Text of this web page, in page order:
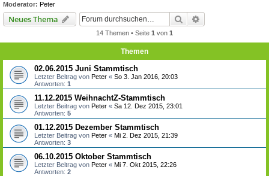
Moderator: Peter
Neues Thema Suche
14 Themen • Seite 1 von 1
Themen
02.06.2015 Juni Stammtisch
Letzter Beitrag von Peter « So 3. Jan 2016, 20:03
Antworten: 1
11.12.2015 WeihnachtZ-Stammtisch
Letzter Beitrag von Peter « Sa 12. Dez 2015, 23:01
Antworten: 5
01.12.2015 Dezember Stammtisch
Letzter Beitrag von Peter « Mi 2. Dez 2015, 21:39
Antworten: 3
06.10.2015 Oktober Stammtisch
Letzter Beitrag von Peter « Mi 7. Okt 2015, 22:26
Antworten: 2